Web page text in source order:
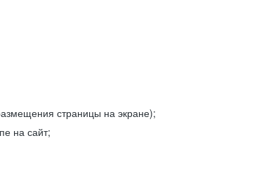
страницы на экране);
на сайт;